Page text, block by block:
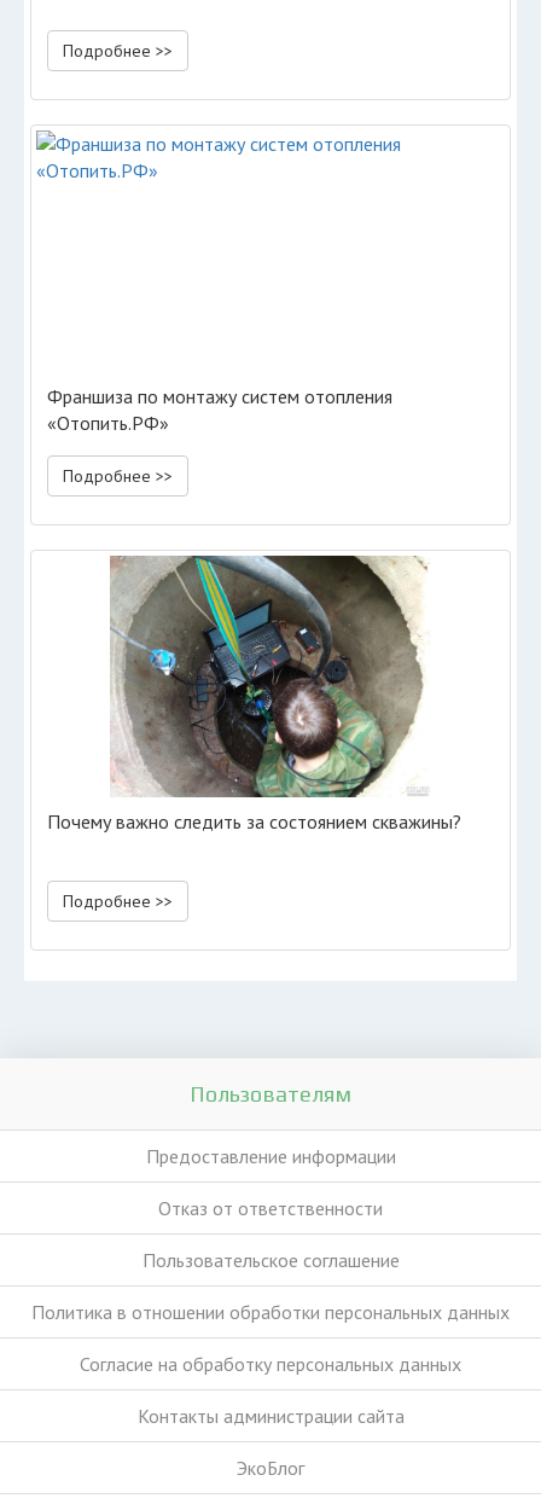
Подробнее >>
Франшиза по монтажу систем отопления
«Отопить.РФ»
Подробнее >>
Почему важно следить за состоянием скважины?
Подробнее >>
Пользователям
Предоставление информации
Отказ от ответственности
Пользовательское соглашение
Политика в отношении обработки персональных данных
Согласие на обработку персональных данных
Контакты администрации сайта
ЭкоБлог